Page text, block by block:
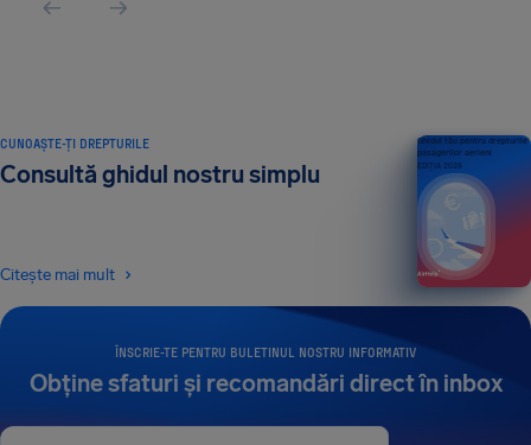
ÎNSCRIE-TE PENTRU BULETINUL NOSTRU INFORMATIV
Obține sfaturi și recomandări direct în inbox
CUNOAȘTE-ȚI DREPTURILE
Consultă ghidul nostru simplu
Citește mai mult
Ghidul tău pentru drepturile
pasagerilor aerieni
EDIȚIA 2026